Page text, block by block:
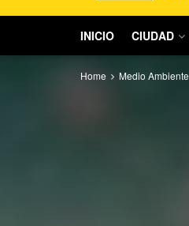
INICIO CIUDAD
Home Medio Ambiente